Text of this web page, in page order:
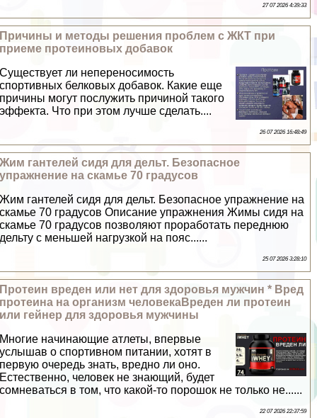
27 07 2026 4:39:33
Причины и методы решения проблем с ЖКТ при
приеме протеиновых добавок
Существует ли непереносимость
спортивных белковых добавок. Какие еще
причины могут послужить причиной такого
эффекта. Что при этом лучше сделать....
26 07 2026 16:48:49
Жим гантелей сидя для дельт. Безопасное
упражнение на скамье 70 градусов
Жим гантелей сидя для дельт. Безопасное упражнение на
скамье 70 градусов Описание упражнения Жимы сидя на
скамье 70 градусов позволяют проработать переднюю
дельту с меньшей нагрузкой на пояс......
25 07 2026 3:28:10
Протеин вреден или нет для здоровья мужчин * Вред
протеина на организм человекаВреден ли протеин
или гeйнер для здоровья мужчины
Многие начинающие атлеты, впервые
услышав о спортивном питании, хотят в
первую очередь знать, вредно ли оно.
Естественно, человек не знающий, будет
сомневаться в том, что какой-то порошок не только не......
22 07 2026 22:37:59